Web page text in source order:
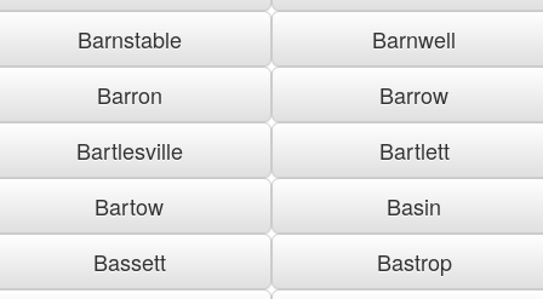
Barnstable
Barnwell
Barron
Barrow
Bartlesville
Bartlett
Bartow
Basin
Bassett
Bastrop